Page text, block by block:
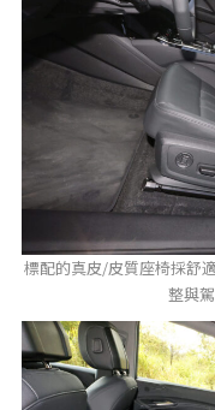
標配的真皮/皮質座椅採舒
整與